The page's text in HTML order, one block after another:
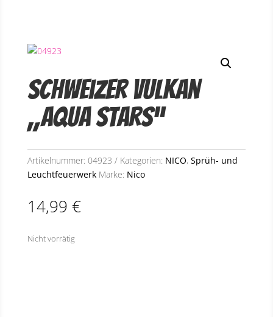
Schweizer Vulkan
„Aqua Stars“
Artikelnummer: 04923 Kategorien: NICO, Sprüh- und
Leuchtfeuerwerk Marke: Nico
14,99 €
Nicht vorrätig